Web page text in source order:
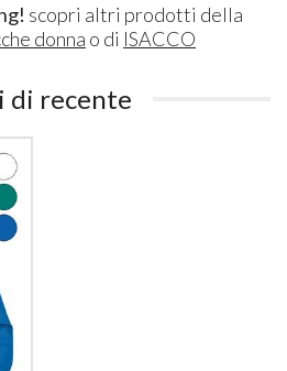
scopri altri prodotti della
donna o di ISACCO
di recente